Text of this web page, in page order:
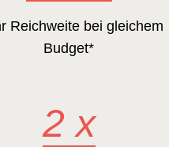
Reichweite bei gleichem
Budget*
2 x